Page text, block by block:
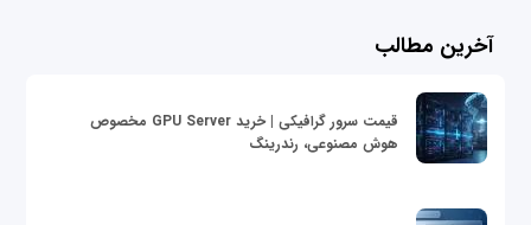
آخرین مطالب
قیمت سرور گرافیکی | خرید GPU Server مخصوص
هوش مصنوعی، رندرینگ